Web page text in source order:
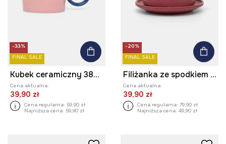
-33%
FINAL SALE
Kubek ceramiczny 380 ml
Cena aktualna:
39,90 zł
Cena regularna: 59,90 zł
Najniższa cena: 59,90 zł
-20%
FINAL SALE
Filiżanka ze spodkiem ceramiczna
Cena aktualna:
39,90 zł
Cena regularna: 79,90 zł
Najniższa cena: 49,90 zł